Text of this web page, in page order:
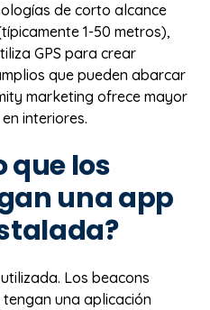
de corto alcance
1-50 metros),
GPS para crear
que pueden abarcar
marketing ofrece mayor
interiores.
que los
una app
Los beacons
una aplicación